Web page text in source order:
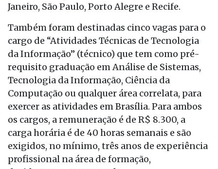
Janeiro, São Paulo, Porto Alegre e Recife.
Também foram destinadas cinco vagas para o
cargo de “Atividades Técnicas de Tecnologia
da Informação” (técnico) que tem como pré-
requisito graduação em Análise de Sistemas,
Tecnologia da Informação, Ciência da
Computação ou qualquer área correlata, para
exercer as atividades em Brasília. Para ambos
os cargos, a remuneração é de R$ 8.300, a
carga horária é de 40 horas semanais e são
exigidos, no mínimo, três anos de experiência
profissional na área de formação,